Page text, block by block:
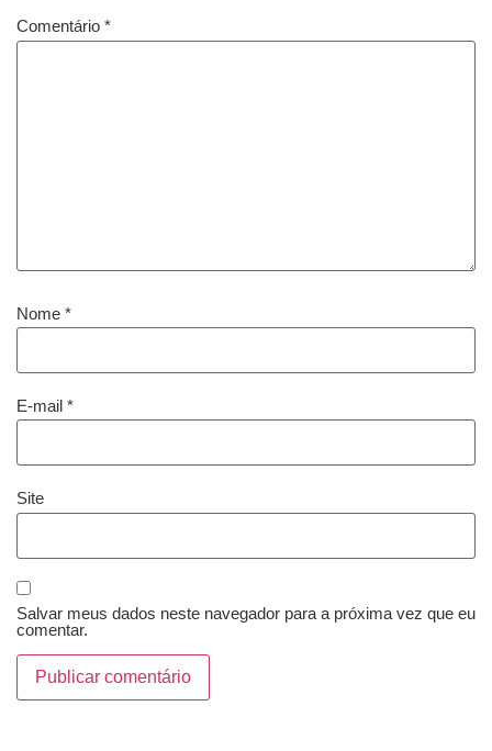
Comentário *
Nome *
E-mail *
Site
Salvar meus dados neste navegador para a próxima vez que eu
comentar.